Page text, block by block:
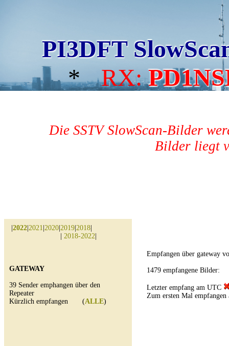
PI3DFT
*RX:
Die SSTV SlowScan-Bilder
Bilder liegt
2022 2021 2020 2019 2018
2018-2022
GATEWAY
39 Sender emphangen über den
Repeater
Kürzlich empfangen (ALLE)
Empfangen über gateway
1479 empfangene Bilder:
Letzter empfang am UTC
Zum ersten Mal